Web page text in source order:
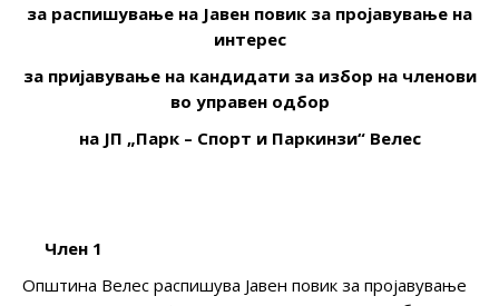
за распишување на Јавен повик за пројавување на
интерес
за пријавување на кандидати за избор на членови
во управен одбор
на ЈП „Парк – Спорт и Паркинзи“ Велес
Член 1
Општина Велес распишува Јавен повик за пројавување